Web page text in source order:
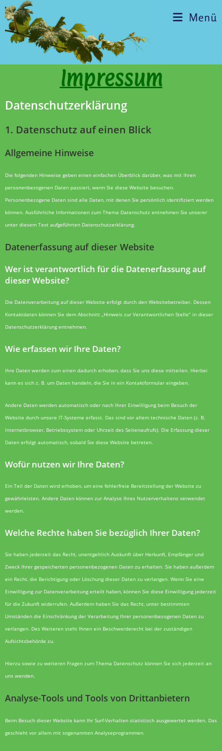
Menü
Impressum
Datenschutz­erklärung
1. Datenschutz auf einen Blick
Allgemeine Hinweise
Die folgenden Hinweise geben einen einfachen Überblick darüber, was mit Ihren
personenbezogenen Daten passiert, wenn Sie diese Website besuchen.
Personenbezogene Daten sind alle Daten, mit denen Sie persönlich identifiziert werden
können. Ausführliche Informationen zum Thema Datenschutz entnehmen Sie unserer
unter diesem Text aufgeführten Datenschutzerklärung.
Datenerfassung auf dieser Website
Wer ist verantwortlich für die Datenerfassung auf
dieser Website?
Die Datenverarbeitung auf dieser Website erfolgt durch den Websitebetreiber. Dessen
Kontaktdaten können Sie dem Abschnitt „Hinweis zur Verantwortlichen Stelle“ in dieser
Datenschutzerklärung entnehmen.
Wie erfassen wir Ihre Daten?
Ihre Daten werden zum einen dadurch erhoben, dass Sie uns diese mitteilen. Hierbei
kann es sich z. B. um Daten handeln, die Sie in ein Kontaktformular eingeben.
Andere Daten werden automatisch oder nach Ihrer Einwilligung beim Besuch der
Website durch unsere IT-Systeme erfasst. Das sind vor allem technische Daten (z. B.
Internetbrowser, Betriebssystem oder Uhrzeit des Seitenaufrufs). Die Erfassung dieser
Daten erfolgt automatisch, sobald Sie diese Website betreten.
Wofür nutzen wir Ihre Daten?
Ein Teil der Daten wird erhoben, um eine fehlerfreie Bereitstellung der Website zu
gewährleisten. Andere Daten können zur Analyse Ihres Nutzerverhaltens verwendet
werden.
Welche Rechte haben Sie bezüglich Ihrer Daten?
Sie haben jederzeit das Recht, unentgeltlich Auskunft über Herkunft, Empfänger und
Zweck Ihrer gespeicherten personenbezogenen Daten zu erhalten. Sie haben außerdem
ein Recht, die Berichtigung oder Löschung dieser Daten zu verlangen. Wenn Sie eine
Einwilligung zur Datenverarbeitung erteilt haben, können Sie diese Einwilligung jederzeit
für die Zukunft widerrufen. Außerdem haben Sie das Recht, unter bestimmten
Umständen die Einschränkung der Verarbeitung Ihrer personenbezogenen Daten zu
verlangen. Des Weiteren steht Ihnen ein Beschwerderecht bei der zuständigen
Aufsichtsbehörde zu.
Hierzu sowie zu weiteren Fragen zum Thema Datenschutz können Sie sich jederzeit an
uns wenden.
Analyse-Tools und Tools von Dritt­anbietern
Beim Besuch dieser Website kann Ihr Surf-Verhalten statistisch ausgewertet werden. Das
geschieht vor allem mit sogenannten Analyseprogrammen.